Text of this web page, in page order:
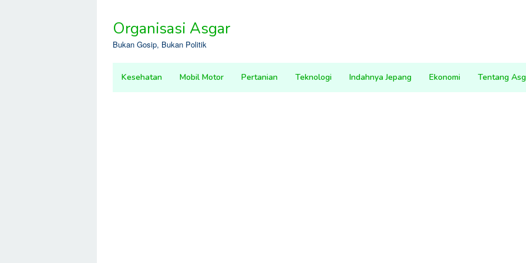
contentOrganisasi Asgar
Bukan Gosip, Bukan Politik
Kesehatan Mobil Motor Pertanian Teknologi Indahnya Jepang Ekonomi Tentang